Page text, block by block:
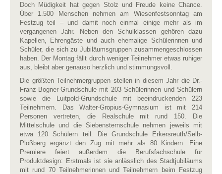
Doch Müdigkeit hat gegen Stolz und Freude keine Chance.
Über 1.500 Menschen nehmen am Wiesenfestsonntag am
Festzug teil – und damit noch einmal einige mehr als im
vergangenen Jahr. Neben den Schulklassen gehören dazu
Kapellen, Ehrengäste und auch ehemalige Schülerinnen und
Schüler, die sich zu Jubiläumsgruppen zusammengeschlossen
haben. Der Montag fällt durch weniger Teilnehmer etwas ruhiger
aus, bleibt aber genauso herzlich und stimmungsvoll.
Die größten Teilnehmergruppen stellen in diesem Jahr die Dr.-
Franz-Bogner-Grundschule mit 203 Schülerinnen und Schülern
sowie die Luitpold-Grundschule mit beeindruckenden 223
Teilnehmern. Das Walter-Gropius-Gymnasium ist mit 214
Personen vertreten, die Realschule mit rund 150. Die
Mittelschule und die Siebensternschule nehmen jeweils mit
etwa 120 Schülern teil. Die Grundschule Erkersreuth/Selb-
Plößberg ergänzt den Zug mit mehr als 80 Kindern. Eine
Premiere feiert außerdem die Berufsfachschule für
Produktdesign: Erstmals ist sie anlässlich des Stadtjubiläums
mit rund 70 Teilnehmerinnen und Teilnehmern beim Festzug